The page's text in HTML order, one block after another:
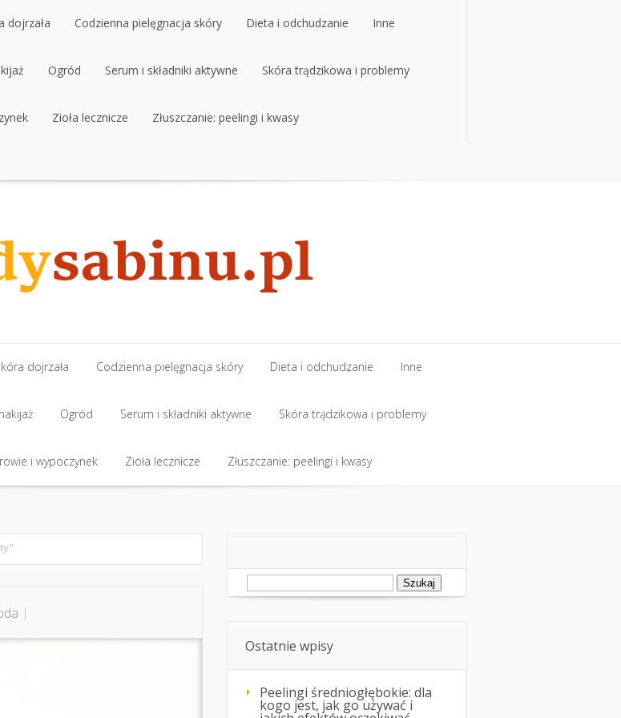
dojrzała
dojrzała
Codzienna pielęgnacja skóry
Codzienna pielęgnacja skóry
Dieta i odchudzanie
Dieta i odchudzanie
Inne
Inne
Ogród
Ogród
Serum i składniki aktywne
Serum i składniki aktywne
Skóra trądzikowa i problemy
Skóra trądzikowa i problemy
Zioła lecznicze Złuszczanie: peelingi i kwasy
dojrzała
dojrzała
Codzienna pielęgnacja skóry
Codzienna pielęgnacja skóry
Dieta i odchudzanie
Dieta i odchudzanie
Inne
Inne
Ogród
Ogród
Serum i składniki aktywne
Serum i składniki aktywne
Skóra trądzikowa i problemy
Skóra trądzikowa i problemy
i wypoczynek Zioła lecznicze Złuszczanie: peelingi i kwasy
|
Szukaj:
Ostatnie wpisy
Peelingi średniogłębokie: dla
kogo jest, jak go używać i